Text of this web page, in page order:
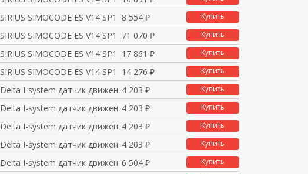
SIRIUS SIMOCODE ES V14 SP1 Sta8 554 ₽ Купить
SIRIUS SIMOCODE ES V14 SP1 Pre71 070 ₽ Купить
SIRIUS SIMOCODE ES V14 SP1 Pre17 861 ₽ Купить
SIRIUS SIMOCODE ES V14 SP1 Pre14 276 ₽ Купить
Delta I-system датчик движения4 203 ₽ Купить
Delta I-system датчик движения4 203 ₽ Купить
Delta I-system датчик движения4 203 ₽ Купить
Delta I-system датчик движения4 203 ₽ Купить
Delta I-system датчик движения6 504 ₽ Купить